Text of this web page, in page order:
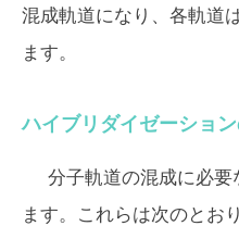
混成軌道になり、各軌道
ます。
ハイブリダイゼーショ
分子軌道の混成に必要
ます。これらは次のとお